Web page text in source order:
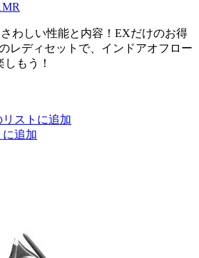
わしい性能と内容！EXだけのお得
レディセットで、インドアオフロー
しもう！
ストに追加
に追加